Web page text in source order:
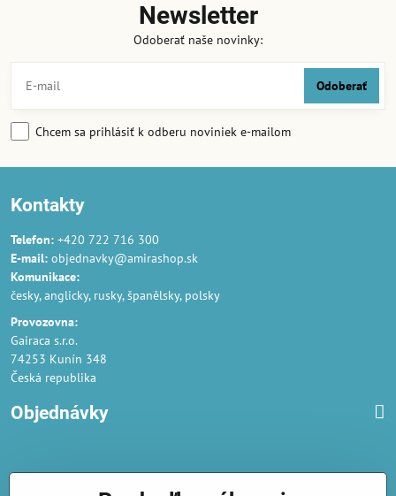
Newsletter
Odoberať naše novinky:
Odoberať
Chcem sa prihlásiť k odberu noviniek e-mailom
Kontakty
Telefon: +420 722 716 300
E-mail: objednavky@amirashop.sk
Komunikace:
česky, anglicky, rusky, španělsky, polsky
Provozovna:
Gairaca s.r.o.
74253 Kunín 348
Česká republika
Objednávky